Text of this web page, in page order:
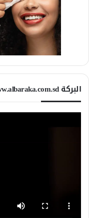
البركة www.albaraka.com.sd